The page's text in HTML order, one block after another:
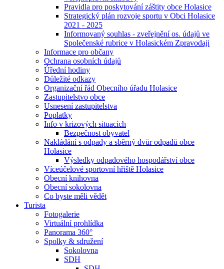
Pravidla pro poskytování záštity obce Holasice
Strategický plán rozvoje sportu v Obci Holasice
2021 - 2025
Informovaný souhlas - zveřejnění os. údajů ve
Společenské rubrice v Holasickém Zpravodaji
Informace pro občany
Ochrana osobních údajů
Úřední hodiny
Důležité odkazy
Organizační řád Obecního úřadu Holasice
Zastupitelstvo obce
Usnesení zastupitelstva
Poplatky
Info v krizových situacích
Bezpečnost obyvatel
Nakládání s odpady a sběrný dvůr odpadů obce
Holasice
Výsledky odpadového hospodářství obce
Víceúčelové sportovní hřiště Holasice
Obecní knihovna
Obecní sokolovna
Co byste měli vědět
Turista
Fotogalerie
Virtuální prohlídka
Panorama 360°
Spolky & sdružení
Sokolovna
SDH